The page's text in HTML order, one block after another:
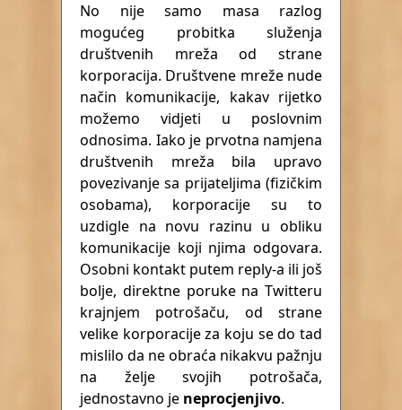
No nije samo masa razlog
mogućeg probitka služenja
društvenih mreža od strane
korporacija. Društvene mreže nude
način komunikacije, kakav rijetko
možemo vidjeti u poslovnim
odnosima. Iako je prvotna namjena
društvenih mreža bila upravo
povezivanje sa prijateljima (fizičkim
osobama), korporacije su to
uzdigle na novu razinu u obliku
komunikacije koji njima odgovara.
Osobni kontakt putem reply-a ili još
bolje, direktne poruke na Twitteru
krajnjem potrošaču, od strane
velike korporacije za koju se do tad
mislilo da ne obraća nikakvu pažnju
na želje svojih potrošača,
jednostavno je neprocjenjivo.